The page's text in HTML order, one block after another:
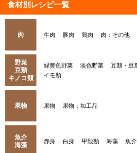
食材別レシピ一覧
肉 牛肉 豚肉 鶏肉 肉：その他
野菜
豆類
キノコ類
緑黄色野菜 淡色野菜 豆類・豆
イモ類
果物 果物 果物：加工品
魚介
海藻
赤身 白身 甲殻類 海藻 魚